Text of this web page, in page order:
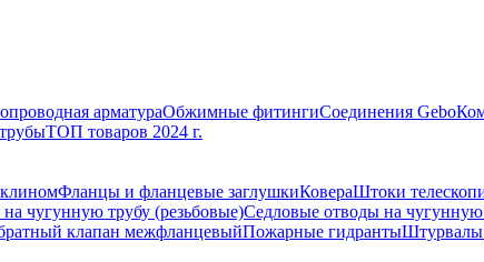
арматураОбжимные фитингиСоединения Gebo
ТОП товаров 2024 г.
Фланцы и фланцевые заглушкиКовераШтоки
чугунную трубу (резьбовые)Седловые отводы на
клапан межфланцевыйПожарные гидрантыШтурвалы